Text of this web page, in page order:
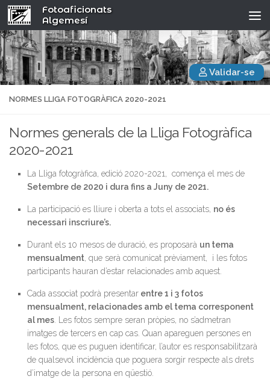
Fotoaficionats
Algemesí
Validar-se
NORMES LLIGA FOTOGRÀFICA 2020-2021
Normes generals de la Lliga Fotogràfica
2020-2021
La Lliga fotogràfica, edició 2020-2021, comença el mes de
Setembre de 2020 i dura fins a Juny de 2021.
La participació es lliure i oberta a tots el associats, no és
necessari inscriure’s.
Durant els 10 mesos de duració, es proposarà un tema
mensualment , que serà comunicat prèviament, i les fotos
participants hauran d’estar relacionades amb aquest.
Cada associat podrà presentar entre 1 i 3 fotos
mensualment, relacionades amb el tema corresponent
al mes . Les fotos sempre seran pròpies, no s’admetran
imatges de tercers en cap cas. Quan apareguen persones en
les fotos, que es puguen identificar, l’autor es responsabilitzarà
de qualsevol incidència que poguera sorgir respecte als drets
d’imatge de la persona en qüestió.